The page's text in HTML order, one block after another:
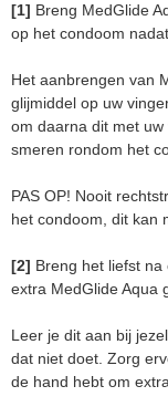
[1] Breng MedGlide
op het condoom
Het aanbrengen van
glijmiddel op uw
om daarna dit met
smeren rondom het
PAS OP! Nooit
het condoom, dit kan
[2] Breng het liefst
extra MedGlide Aqua
Leer je dit aan bij
dat niet doet. Zorg
de hand hebt om